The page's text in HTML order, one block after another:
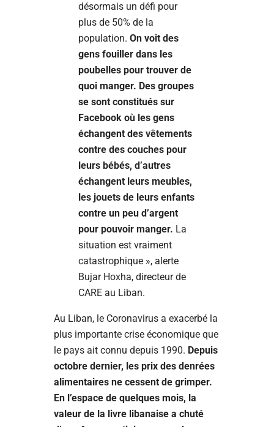
désormais un défi pour
plus de 50% de la
population. On voit des
gens fouiller dans les
poubelles pour trouver de
quoi manger. Des groupes
se sont constitués sur
Facebook où les gens
échangent des vêtements
contre des couches pour
leurs bébés, d’autres
échangent leurs meubles,
les jouets de leurs enfants
contre un peu d’argent
pour pouvoir manger. La
situation est vraiment
catastrophique », alerte
Bujar Hoxha, directeur de
CARE au Liban.
Au Liban, le Coronavirus a exacerbé la
plus importante crise économique que
le pays ait connu depuis 1990. Depuis
octobre dernier, les prix des denrées
alimentaires ne cessent de grimper.
En l’espace de quelques mois, la
valeur de la livre libanaise a chuté